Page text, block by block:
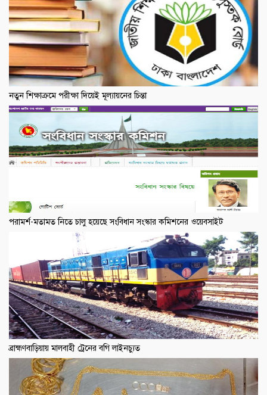
নতুন শিক্ষাক্রমে পরীক্ষা দিয়েই মূল্যায়নের চিন্তা
পরামর্শ-মতামত নিতে চালু হয়েছে সংবিধান সংস্কার কমিশনের ওয়েবসাইট
ব্রাহ্মণবাড়িয়ায় মালবাহী ট্রেনের বগি লাইনচ্যুত